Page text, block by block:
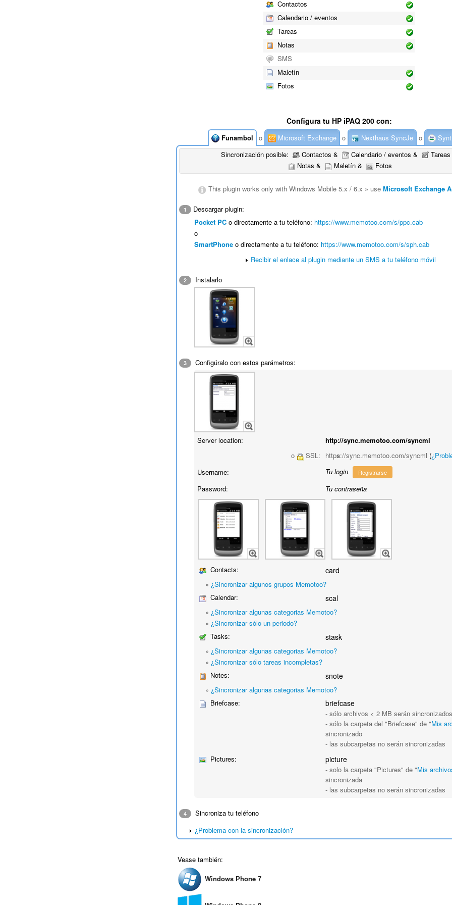
Contactos
Calendario / eventos
Tareas
Notas
SMS
Maletín
Fotos
Configura tu HP iPAQ 200 con:
Funambol o Microsoft Exchange o Nexthaus SyncJe o
Sincronización posible:
Contactos & Calendario / eventos &
Notas &
Maletín & Fotos
This plugin works only with Windows Mobile 5.x / 6.x » use Microsoft Exchange
1
Descargar plugin:
Pocket PC o directamente a tu teléfono: https://www.memotoo.com/s/ppc.cab
o
SmartPhone o directamente a tu teléfono: https://www.memotoo.com/s/sph.cab
Recibir el enlace al plugin mediante un SMS a tu teléfono móvil
2 Instalarlo
3 Configúralo con estos parámetros:
Server location:
http://sync.memotoo.com/syncml
o
SSL: https://sync.memotoo.com/syncml (
Username:
Tu login Registrarse
Password: Tu contraseña
Contacts: card
» ¿Sincronizar algunos grupos Memotoo?
Calendar:
scal
» ¿Sincronizar algunas categorias Memotoo?
» ¿Sincronizar sólo un periodo?
Tasks:
stask
» ¿Sincronizar algunas categorias Memotoo?
» ¿Sincronizar sólo tareas incompletas?
Notes:
snote
» ¿Sincronizar algunas categorias Memotoo?
Briefcase:
briefcase
- sólo archivos < 2 MB serán sincronizados
- sólo la carpeta del "Briefcase" de "Mis
sincronizado
- las subcarpetas no serán sincronizadas
Pictures:
picture
- solo la carpeta "Pictures" de "Mis
sincronizada
- las subcarpetas no serán sincronizadas
4
Sincroniza tu teléfono
¿Problema con la sincronización?
Vease también:
Windows Phone 7